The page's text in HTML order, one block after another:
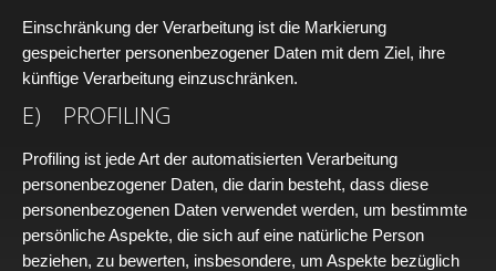
Einschränkung der Verarbeitung ist die Markierung
gespeicherter personenbezogener Daten mit dem Ziel, ihre
künftige Verarbeitung einzuschränken.
E) PROFILING
Profiling ist jede Art der automatisierten Verarbeitung
personenbezogener Daten, die darin besteht, dass diese
personenbezogenen Daten verwendet werden, um bestimmte
persönliche Aspekte, die sich auf eine natürliche Person
beziehen, zu bewerten, insbesondere, um Aspekte bezüglich